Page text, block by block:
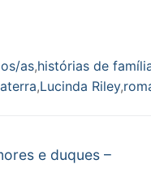
as,histórias de
,Lucinda Riley,
e duques –